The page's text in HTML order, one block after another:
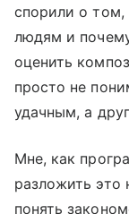
спорили о том,
людям и
оценить
просто не
удачным, а
Мне, как
разложить это
понять